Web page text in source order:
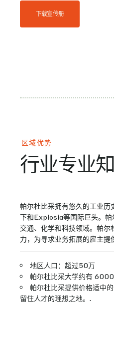
下载宣传册
区域优势
行业专业
帕尔杜比采拥有悠久的工业
下和Explosia等国际巨头。帕
交通、化学和科技领域。帕
力，为寻求业务拓展的雇主提
地区人口：超过50万
帕尔杜比采大学约有 6000
帕尔杜比采提供价格适中
留住人才的理想之地。.